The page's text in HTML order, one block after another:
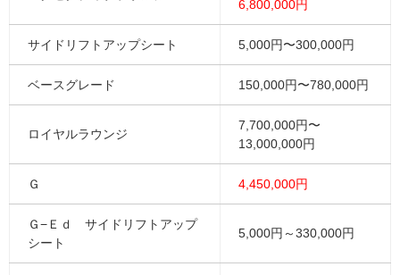
6,800,000円
サイドリフトアップシート 5,000円〜300,000円
ベースグレード 150,000円〜780,000円
ロイヤルラウンジ
7,700,000円〜
13,000,000円
Ｇ 4,450,000円
Ｇ−Ｅｄ サイドリフトアップ
シート
5,000円～330,000円